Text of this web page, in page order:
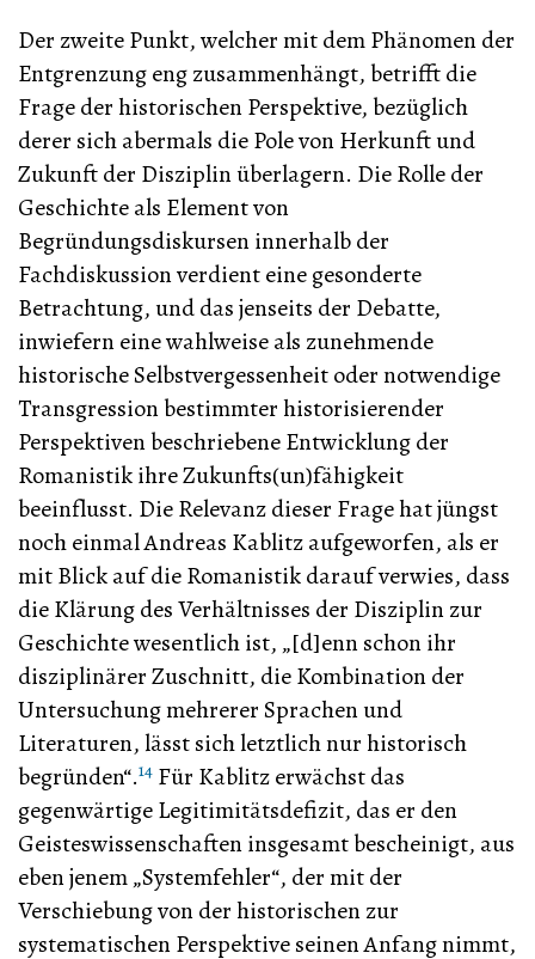
Der zweite Punkt, welcher mit dem Phänomen der
Entgrenzung eng zusammenhängt, betrifft die
Frage der historischen Perspektive, bezüglich
derer sich abermals die Pole von Herkunft und
Zukunft der Disziplin überlagern. Die Rolle der
Geschichte als Element von
Begründungsdiskursen innerhalb der
Fachdiskussion verdient eine gesonderte
Betrachtung, und das jenseits der Debatte,
inwiefern eine wahlweise als zunehmende
historische Selbstvergessenheit oder notwendige
Transgression bestimmter historisierender
Perspektiven beschriebene Entwicklung der
Romanistik ihre Zukunfts(un)fähigkeit
beeinflusst. Die Relevanz dieser Frage hat jüngst
noch einmal Andreas Kablitz aufgeworfen, als er
mit Blick auf die Romanistik darauf verwies, dass
die Klärung des Verhältnisses der Disziplin zur
Geschichte wesentlich ist, „[d]enn schon ihr
disziplinärer Zuschnitt, die Kombination der
Untersuchung mehrerer Sprachen und
Literaturen, lässt sich letztlich nur historisch
begründen“.14 Für Kablitz erwächst das
gegenwärtige Legitimitätsdefizit, das er den
Geisteswissenschaften insgesamt bescheinigt, aus
eben jenem „Systemfehler“, der mit der
Verschiebung von der historischen zur
systematischen Perspektive seinen Anfang nimmt,